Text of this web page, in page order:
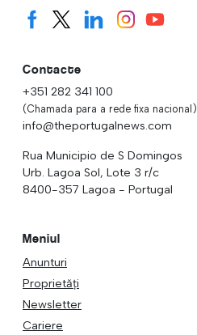
Contacte
+351 282 341 100
(Chamada para a rede fixa nacional)
info@theportugalnews.com
Rua Municipio de S Domingos
Urb. Lagoa Sol, Lote 3 r/c
8400-357 Lagoa - Portugal
Meniul
Anunturi
Proprietăți
Newsletter
Cariere